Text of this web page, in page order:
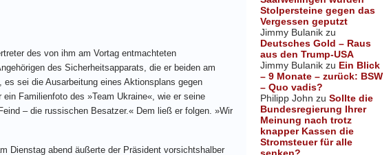
Stolpersteine gegen das
Vergessen geputzt
Jimmy Bulanik zu
Deutsches Gold – Raus
aus den Trump-USA
Jimmy Bulanik zu Ein Blick
– 9 Monate – zurück: BSW
– Quo vadis?
Philipp John zu Sollte die
Bundesregierung Ihrer
Meinung nach trotz
knapper Kassen die
Stromsteuer für alle
senken?
des von ihm am Vortag entmachteten
des Sicherheitsapparats, die er beiden am
sei die Ausarbeitung eines Aktionsplans gegen
Familienfoto des »Team Ukraine«, wie er seine
– die russischen Besatzer.« Dem ließ er folgen. »Wir
Dienstag abend äußerte der Präsident vorsichtshalber